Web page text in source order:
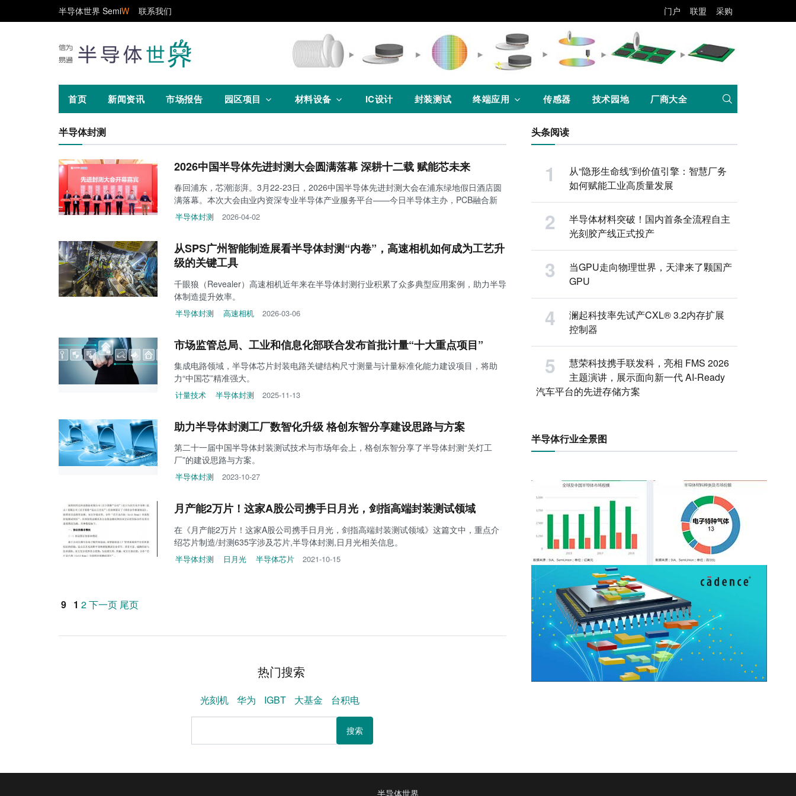
半导体世界 SemiW 联系我们 门户 联盟 采购
首页 新闻资讯 市场报告 园区项目 材料设备 IC设计 封装测试 终端应用 传感器 技术园地 厂商大全
半导体封测
2026中国半导体先进封测大会圆满落幕 深耕十二载 赋能芯未来
春回浦东，芯潮澎湃。3月22-23日，2026中国半导体先进封测大会在浦东绿地假日酒店圆
满落幕。本次大会由业内资深专业半导体产业服务平台——今日半导体主办，PCB融合新
半导体封测 2026-04-02
从SPS广州智能制造展看半导体封测“内卷”，高速相机如何成为工艺升
级的关键工具 ​
千眼狼（Revealer）高速相机近年来在半导体封测行业积累了众多典型应用案例，助力半导
体制造提升效率。
半导体封测 高速相机 2026-03-06
市场监管总局、工业和信息化部联合发布首批计量“十大重点项目”
集成电路领域，半导体芯片封装电路关键结构尺寸测量与计量标准化能力建设项目，将助
力“中国芯”精准强大。
计量技术 半导体封测 2025-11-13
助力半导体封测工厂数智化升级 格创东智分享建设思路与方案
第二十一届中国半导体封装测试技术与市场年会上，格创东智分享了半导体封测“关灯工
厂”的建设思路与方案。
半导体封测 2023-10-27
月产能2万片！这家A股公司携手日月光，剑指高端封装测试领域
在《月产能2万片！这家A股公司携手日月光，剑指高端封装测试领域》这篇文中，重点介
绍芯片制造/封测635字涉及芯片,半导体封测,日月光相关信息。
半导体封测 日月光 半导体芯片 2021-10-15
9 1 2下一页 尾页
热门搜索
光刻机 华为 IGBT 大基金 台积电
搜索
头条阅读
从“隐形生命线”到价值引擎：智慧厂务
如何赋能工业高质量发展
半导体材料突破！国内首条全流程自主
光刻胶产线正式投产
当GPU走向物理世界，天津来了颗国产
GPU
澜起科技率先试产CXL® 3.2内存扩展
控制器
慧荣科技携手联发科，亮相 FMS 2026
主题演讲，展示面向新一代 AI-Ready
汽车平台的先进存储方案
半导体行业全景图
半导体世界